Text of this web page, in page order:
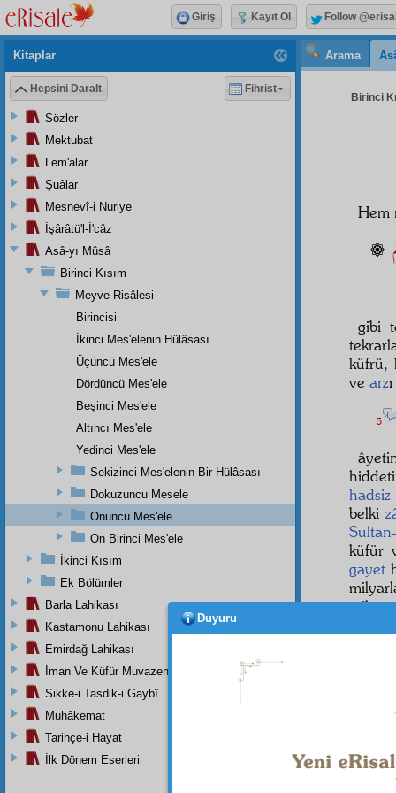
Arama
Birinci
Hem
gibi
küfrü,
ve arz
5
hadsiz
belki
küfür
gayet
ve
Kitaplar
Hepsini Daralt Fihrist
Sözler
Mektubat
Lem'alar
Şuâlar
Mesnevî-i Nuriye
İşârâtü'l-İ'câz
Asâ-yı Mûsâ
Birinci Kısım
Meyve Risâlesi
Birincisi
İkinci Mes'elenin Hülâsası
Üçüncü Mes'ele
Dördüncü Mes'ele
Beşinci Mes'ele
Altıncı Mes'ele
Yedinci Mes'ele
Sekizinci Mes'elenin Bir Hülâsası
Dokuzuncu Mesele
Onuncu Mes'ele
On Birinci Mes'ele
İkinci Kısım
Ek Bölümler
Barla Lahikası
Kastamonu Lahikası
Emirdağ Lahikası
İman Ve Küfür Muvazeneleri
Sikke-i Tasdik-i Gaybî
Muhâkemat
Tarihçe-i Hayat
İlk Dönem Eserleri
Giriş Kayıt Ol Follow
Duyuru